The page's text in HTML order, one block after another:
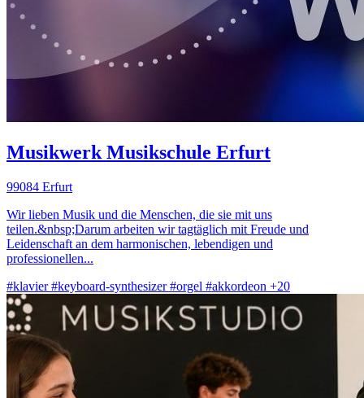
Musikwerk Musikschule Erfurt
99084 Erfurt
Wir lieben Musik und die Menschen, die sie mit uns
teilen.&nbsp;Darum arbeiten wir tagtäglich mit Freude und
Leidenschaft an dem harmonischen, lebendigen und
professionellen...
#klavier #keyboard-synthesizer #orgel #akkordeon +20